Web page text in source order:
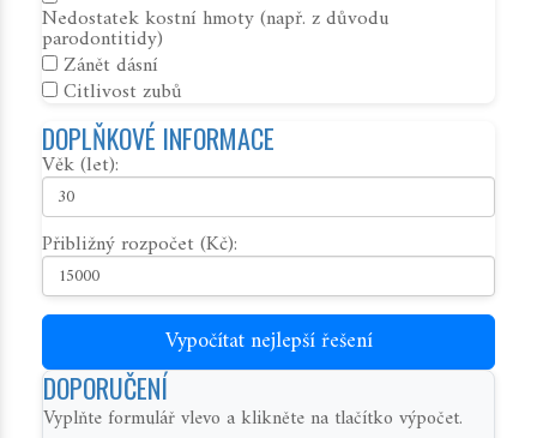
Nedostatek kostní hmoty (např. z důvodu
parodontitidy)
Zánět dásní
Citlivost zubů
DOPLŇKOVÉ INFORMACE
Věk (let):
Přibližný rozpočet (Kč):
Vypočítat nejlepší řešení
DOPORUČENÍ
Vyplňte formulář vlevo a klikněte na tlačítko výpočet.